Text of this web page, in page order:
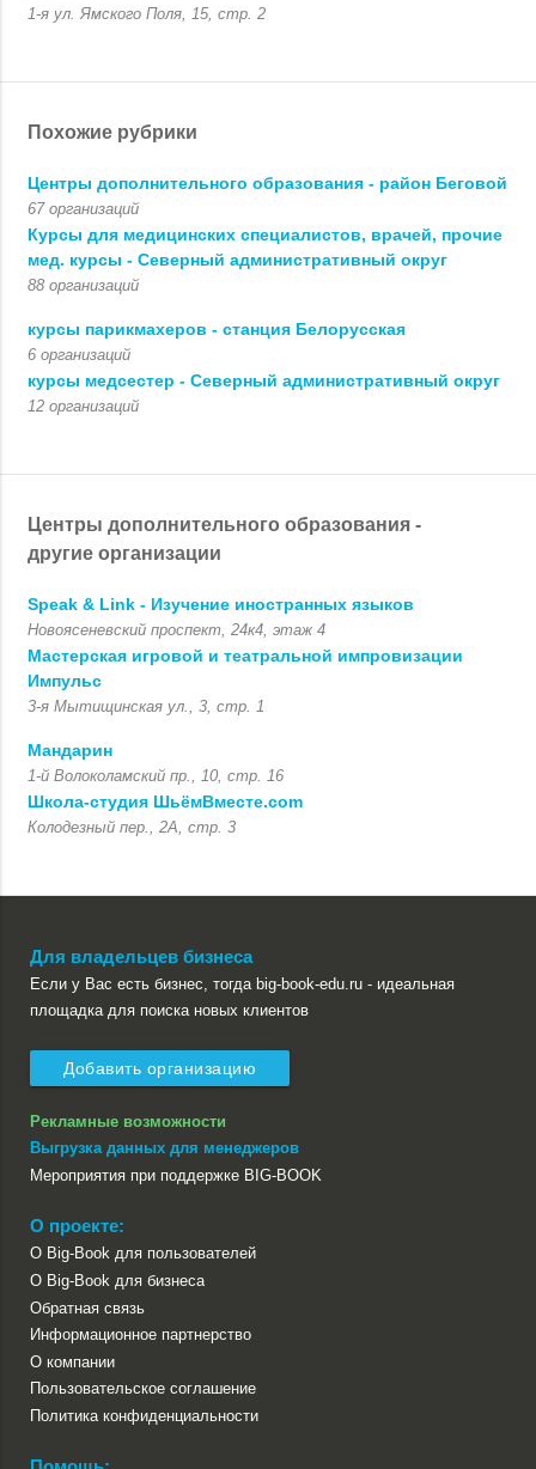
1-я ул. Ямского Поля, 15, стр. 2
Похожие рубрики
Центры дополнительного образования - район Беговой
67 организаций
Курсы для медицинских специалистов, врачей, прочие
мед. курсы - Северный административный округ
88 организаций
курсы парикмахеров - станция Белорусская
6 организаций
курсы медсестер - Северный административный округ
12 организаций
Центры дополнительного образования -
другие организации
Speak & Link - Изучение иностранных языков
Новоясеневский проспект, 24к4, этаж 4
Мастерская игровой и театральной импровизации
Импульс
3-я Мытищинская ул., 3, стр. 1
Мандарин
1-й Волоколамский пр., 10, стр. 16
Школа-студия ШьёмВместе.com
Колодезный пер., 2А, стр. 3
Для владельцев бизнеса
Если у Вас есть бизнес, тогда big-book-edu.ru - идеальная
площадка для поиска новых клиентов
Добавить организацию
Рекламные возможности
Выгрузка данных для менеджеров
Мероприятия при поддержке BIG-BOOK
О проекте:
О Big-Book для пользователей
О Big-Book для бизнеса
Обратная связь
Информационное партнерство
О компании
Пользовательское соглашение
Политика конфиденциальности